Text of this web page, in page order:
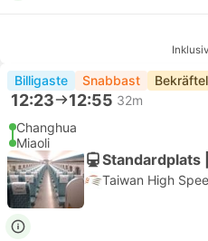
Billigaste Snabbast
12:23 12:55 32m
Changhua
Miaoli
Standardplats
Taiwan High